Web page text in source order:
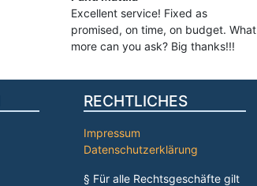
Excellent service! Fixed as
promised, on time, on budget. What
more can you ask? Big thanks!!!
RECHTLICHES
Impressum
Datenschutzerklärung
§ Für alle Rechtsgeschäfte gilt